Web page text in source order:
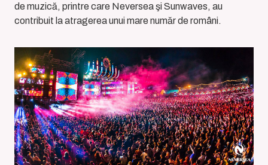
de muzică, printre care Neversea şi Sunwaves, au
contribuit la atragerea unui mare număr de români.